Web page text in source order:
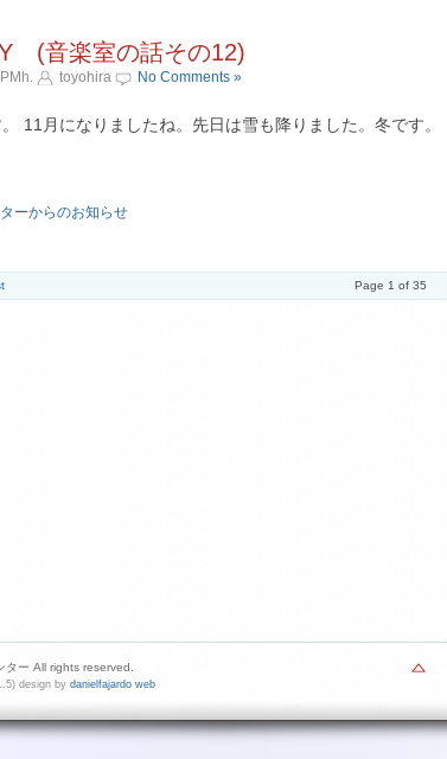
(音楽室の話その12)
toyohira No Comments »
11月になりましたね。先日は雪も降りました。冬です。
ーからのお知らせ
Page 1 of 35
ー All rights reserved.
design by danielfajardo web